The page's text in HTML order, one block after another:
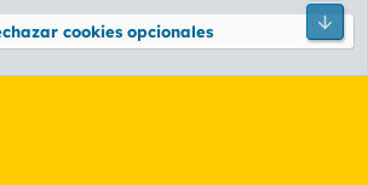
® © 2010-2026 XenForo Ltd.
cookies opcionales
Pie